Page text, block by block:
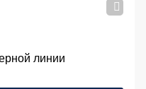
линии